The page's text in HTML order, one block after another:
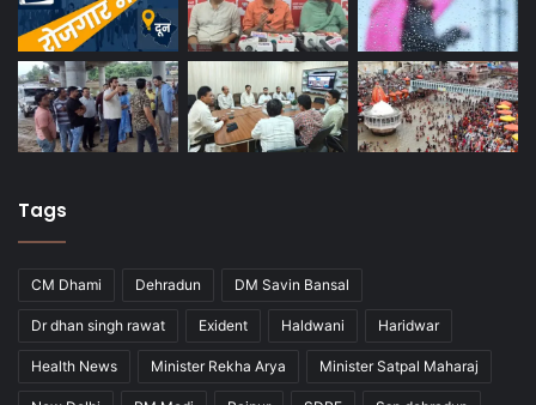
Tags
CM Dhami Dehradun DM Savin Bansal
Dr dhan singh rawat Exident Haldwani Haridwar
Health News Minister Rekha Arya Minister Satpal Maharaj